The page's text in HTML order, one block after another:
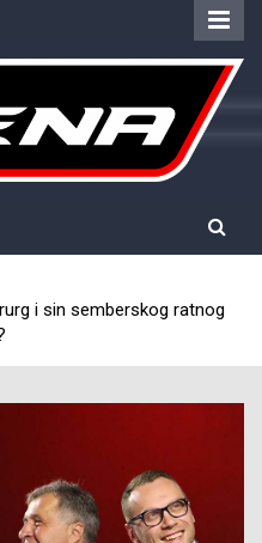
i sin semberskog ratnog